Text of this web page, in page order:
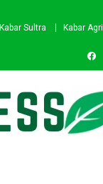
Kabar Sultra
Kabar Agri